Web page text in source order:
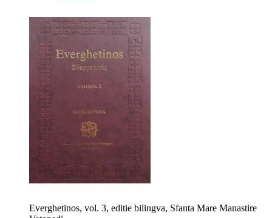
Everghetinos, vol. 3, editie bilingva, Sfanta Mare Manastire